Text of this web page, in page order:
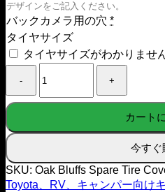
デザインをご記入ください。
バックカメラ用の穴 *
タイヤサイズ
タイヤサイズがわかりませ
Bluffs
Tire
の
量
カート
今すぐ
SKU: Oak Bluffs Spare Tire
Toyota、RV、キャンパー向け